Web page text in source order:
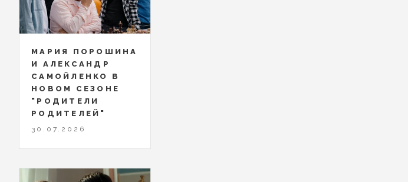
МАРИЯ ПОРОШИНА
И АЛЕКСАНДР
САМОЙЛЕНКО В
НОВОМ СЕЗОНЕ
"РОДИТЕЛИ
РОДИТЕЛЕЙ"
30.07.2026